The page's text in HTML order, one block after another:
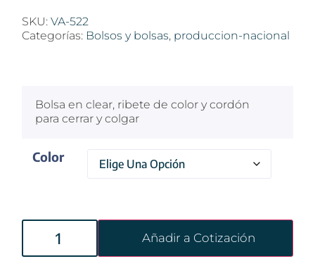
SKU: VA-522
Categorías: Bolsos y bolsas, produccion-nacional
Bolsa en clear, ribete de color y cordón
para cerrar y colgar
Color
Añadir a Cotización